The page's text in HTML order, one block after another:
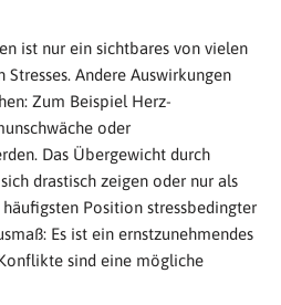
ist nur ein sichtbares von vielen
Andere Auswirkungen
Zum Beispiel Herz-
oder
Das Übergewicht durch
drastisch zeigen oder nur als
Position stressbedingter
Es ist ein ernstzunehmendes
sind eine mögliche